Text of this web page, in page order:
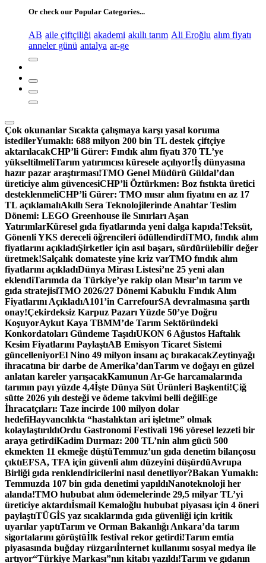
Or check our Popular Categories...
AB aile çiftçiliği akademi akıllı tarım Ali Eroğlu alım fiyatı
anneler günü antalya ar-ge
Çok okunanlar Sıcakta çalışmaya karşı yasal koruma
istedilerYumaklı: 688 milyon 200 bin TL destek çiftçiye
aktarılacakCHP’li Gürer: Fındık alım fiyatı 370 TL’ye
yükseltilmeliTarım yatırımcısı küresele açılıyor!İş dünyasına
hazır pazar araştırması!TMO Genel Müdürü Güldal’dan
üreticiye alım güvencesiCHP’li Öztürkmen: Boz fıstıkta üretici
desteklenmeliCHP’li Gürer: TMO mısır alım fiyatını en az 17
TL açıklamalıAkıllı Sera Teknolojilerinde Anahtar Teslim
Dönemi: LEGO Greenhouse ile Sınırları Aşan
YatırımlarKüresel gıda fiyatlarında yeni dalga kapıda!Teksüt,
Gönenli YKS dereceli öğrencileri ödüllendirdiTMO, fındık alım
fiyatlarını açıkladıŞirketler için asıl başarı, sürdürülebilir değer
üretmek!Salçalık domateste yine kriz varTMO fındık alım
fiyatlarını açıkladıDünya Mirası Listesi’ne 25 yeni alan
eklendiTarımda da Türkiye’ye rakip olan Mısır’ın tarım ve
gıda stratejisiTMO 2026/27 Dönemi Kabuklu Fındık Alım
Fiyatlarını AçıkladıA101’in CarrefourSA devralmasına şartlı
onay!Çekirdeksiz Karpuz Pazarı Yüzde 50’ye Doğru
KoşuyorAykut Kaya TBMM’de Tarım Sektöründeki
Konkordatoları Gündeme TaşıdıUKON 6 Ağustos Haftalık
Kesim Fiyatlarını PaylaştıAB Emisyon Ticaret Sistemi
güncelleniyorEl Nino 49 milyon insanı aç bırakacakZeytinyağı
ihracatına bir darbe de Amerika’danTarım ve doğayı en güzel
anlatan kareler yarışacakKamunun Ar-Ge harcamalarında
tarımın payı yüzde 4,4İşte Dünya Süt Ürünleri Başkenti!Çiğ
sütte 2026 yılı desteği ve ödeme takvimi belli değilEge
İhracatçıları: Taze incirde 100 milyon dolar
hedefiHayvancılıkta “hastalıktan ari işletme” olmak
kolaylaştırıldıOrdu Gastronomi Festivali 196 yöresel lezzeti bir
araya getirdiKadim Durmaz: 200 TL’nin alım gücü 500
ekmekten 11 ekmeğe düştüTemmuz’un gıda denetim bilançosu
çıktıEFSA, TFA için güvenli alım düzeyini düşürdüAvrupa
Birliği gıda renklendiricilerini nasıl denetliyor?Bakan Yumaklı:
Temmuzda 107 bin gıda denetimi yapıldıNanoteknoloji her
alanda!TMO hububat alım ödemelerinde 29,5 milyar TL’yi
üreticiye aktardıİsmail Kemaloğlu hububat piyasası için 4 öneri
paylaştıTÜGİS yaz sıcaklarında gıda güvenliği için kritik
uyarılar yaptıTarım ve Orman Bakanlığı Ankara’da tarım
sigortalarını görüştüİlk festival rekor getirdi!Tarım emtia
piyasasında buğday rüzgarıİnternet kullanımı sosyal medya ile
artıyor“Türkiye Markası”nın kitabı yazıldı!Tarım ve gıdanın